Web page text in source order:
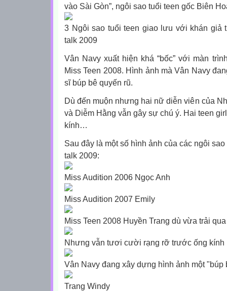
vào Sài Gòn”, ngôi sao tuổi teen gốc Biên
3 Ngôi sao tuổi teen giao lưu với khán giả
talk 2009
Vân Navy xuất hiện khá “bốc” với màn
Miss Teen 2008. Hình ảnh mà Vân Navy
sĩ búp bê quyến rũ.
Dù đến muộn nhưng hai nữ diễn viên của
và Diễm Hằng vẫn gây sự chú ý. Hai teen
kính…
Sau đây là một số hình ảnh của các ngôi
talk 2009:
Miss Audition 2006 Ngọc Anh
Miss Audition 2007 Emily
Miss Teen 2008 Huyền Trang dù vừa trải
Nhưng vẫn tươi cười rạng rỡ trước ống kính
Vân Navy đang xây dựng hình ảnh một "búp
Trang Windy